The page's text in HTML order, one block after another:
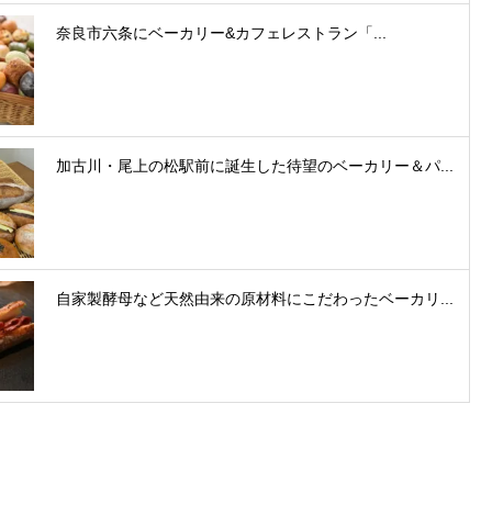
奈良市六条にベーカリー&カフェレストラン「...
加古川・尾上の松駅前に誕生した待望のベーカリー＆パ...
自家製酵母など天然由来の原材料にこだわったベーカリ...